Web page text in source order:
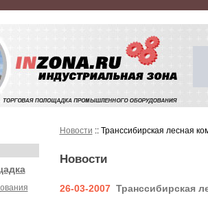
Новости :: Транссибирская лесная
Новости
26-03-2007 Транссибирская